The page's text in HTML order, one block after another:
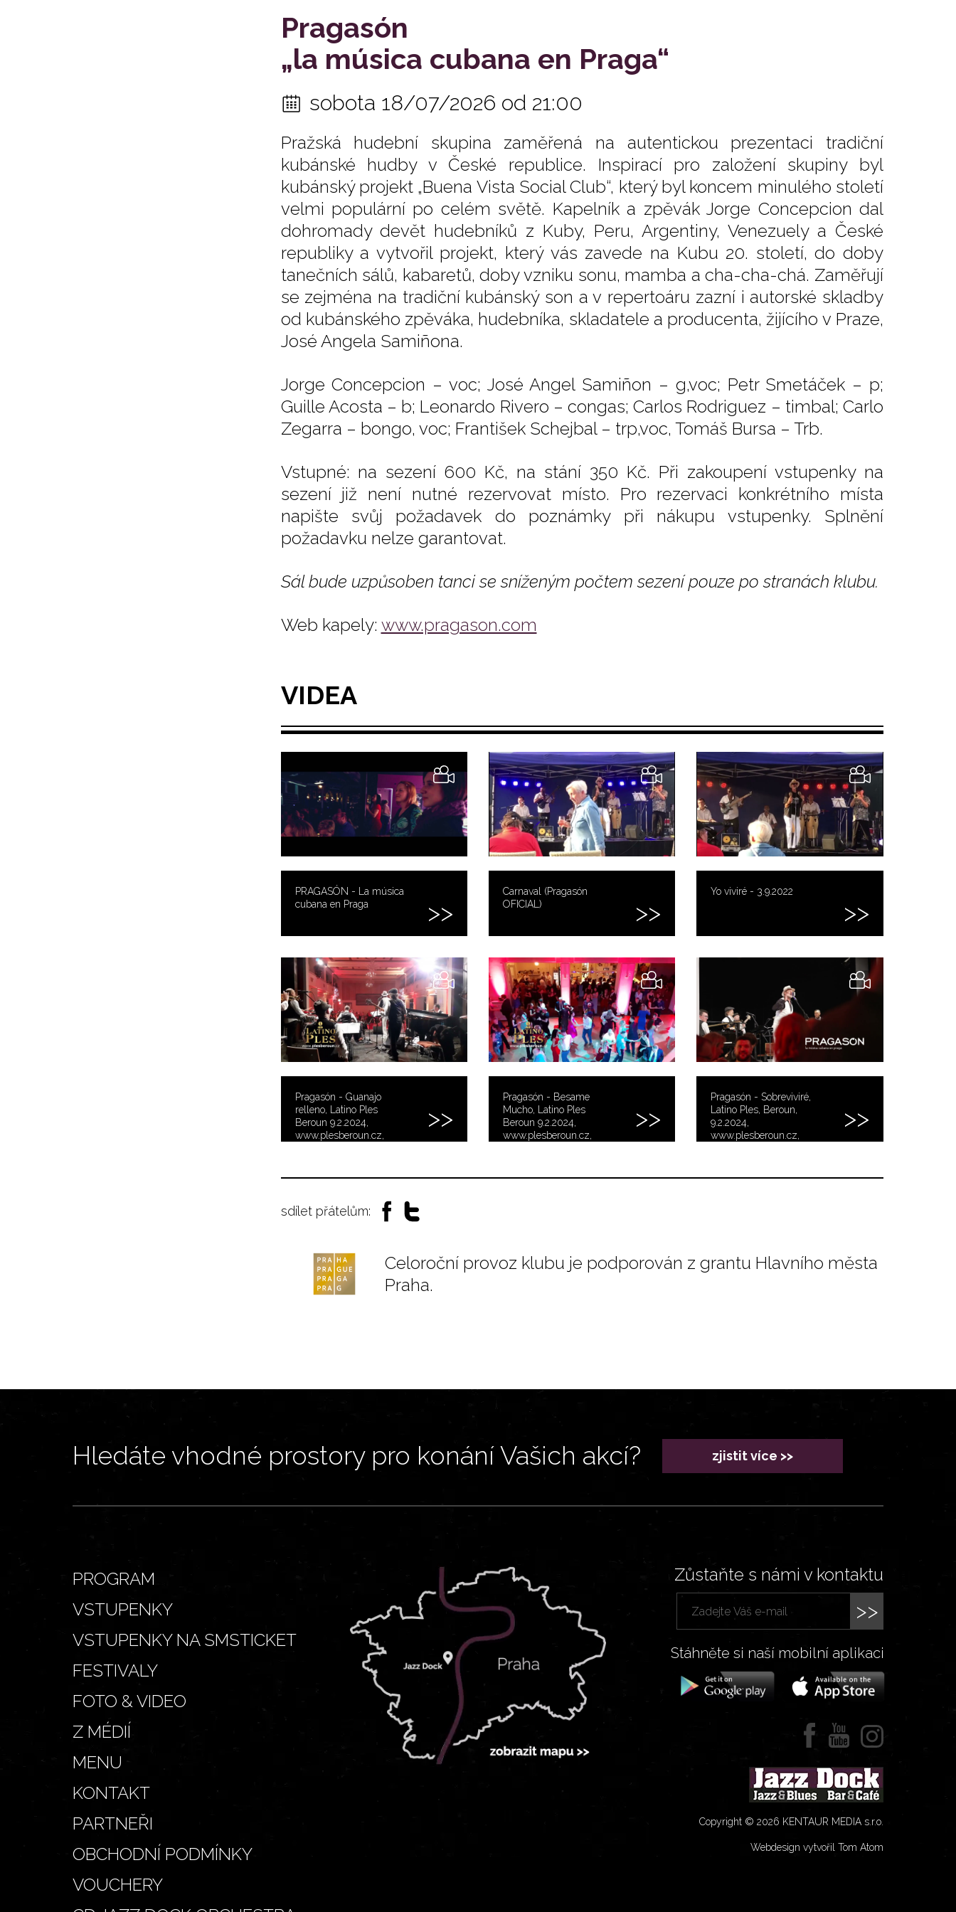
Pragasón
„la música cubana en Praga“
sobota 18/07/2026 od 21:00
Pražská hudební skupina zaměřená na autentickou prezentaci tradiční
kubánské hudby v České republice. Inspirací pro založení skupiny byl
kubánský projekt „Buena Vista Social Club“, který byl koncem minulého století
velmi populární po celém světě. Kapelník a zpěvák Jorge Concepcion dal
dohromady devět hudebníků z Kuby, Peru, Argentiny, Venezuely a České
republiky a vytvořil projekt, který vás zavede na Kubu 20. století, do doby
tanečních sálů, kabaretů, doby vzniku sonu, mamba a cha-cha-chá. Zaměřují
se zejména na tradiční kubánský son a v repertoáru zazní i autorské skladby
od kubánského zpěváka, hudebníka, skladatele a producenta, žijícího v Praze,
José Angela Samiñona.
Jorge Concepcion – voc; José Angel Samiñon – g,voc; Petr Smetáček – p;
Guille Acosta – b; Leonardo Rivero – congas; Carlos Rodriguez – timbal; Carlo
Zegarra – bongo, voc; František Schejbal – trp,voc, Tomáš Bursa – Trb.
Vstupné: na sezení 600 Kč, na stání 350 Kč. Při zakoupení vstupenky na
sezení již není nutné rezervovat místo. Pro rezervaci konkrétního místa
napište svůj požadavek do poznámky při nákupu vstupenky. Splnění
požadavku nelze garantovat.
Sál bude uzpůsoben tanci se sníženým počtem sezení pouze po stranách klubu.
Web kapely: www.pragason.com
VIDEA
PRAGASÓN - La música
cubana en Praga
Carnaval (Pragasón
OFICIAL)
Yo viviré - 3.9.2022
Pragasón - Guanajo
relleno, Latino Ples
Beroun 9.2.2024,
www.plesberoun.cz,
Pragasón - Besame
Mucho, Latino Ples
Beroun 9.2.2024,
www.plesberoun.cz,
Pragasón - Sobreviviré,
Latino Ples, Beroun,
9.2.2024,
www.plesberoun.cz,
sdílet přátelům:
Celoroční provoz klubu je podporován z grantu Hlavního města
Praha.
Hledáte vhodné prostory pro konání Vašich akcí? zjistit více >>
PROGRAM
VSTUPENKY
VSTUPENKY NA SMSTICKET
FESTIVALY
FOTO & VIDEO
Z MÉDIÍ
MENU
KONTAKT
PARTNEŘI
OBCHODNÍ PODMÍNKY
VOUCHERY
Zůstaňte s námi v kontaktu
>>
Stáhněte si naší mobilní aplikaci
Copyright © 2026 KENTAUR MEDIA s.r.o.
Webdesign vytvořil Tom Atom